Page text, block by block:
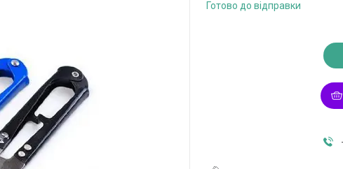
Готово до відправки